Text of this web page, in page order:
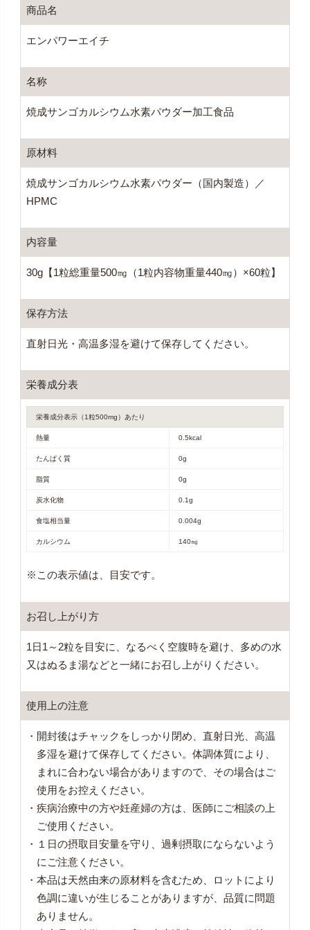
商品名
エンパワーエイチ
名称
焼成サンゴカルシウム水素パウダー加工食品
原材料
焼成サンゴカルシウム水素パウダー（国内製造）／
HPMC
内容量
30g【1粒総重量500㎎（1粒内容物重量440㎎）×60粒】
保存方法
直射日光・高温多湿を避けて保存してください。
栄養成分表
栄養成分表示（1粒500mg）あたり
熱量 0.5kcal
たんぱく質 0g
脂質 0g
炭水化物 0.1g
食塩相当量 0.004g
カルシウム 140㎎
※この表示値は、目安です。
お召し上がり方
1日1～2粒を目安に、なるべく空腹時を避け、多めの水
又はぬるま湯などと一緒にお召し上がりください。
使用上の注意
・開封後はチャックをしっかり閉め、直射日光、高温
多湿を避けて保存してください。体調体質により、
まれに合わない場合がありますので、その場合はご
使用をお控えください。
・疾病治療中の方や妊産婦の方は、医師にご相談の上
ご使用ください。
・１日の摂取目安量を守り、過剰摂取にならないよう
にご注意ください。
・本品は天然由来の原材料を含むため、ロットにより
色調に違いが生じることがありますが、品質に問題
ありません。